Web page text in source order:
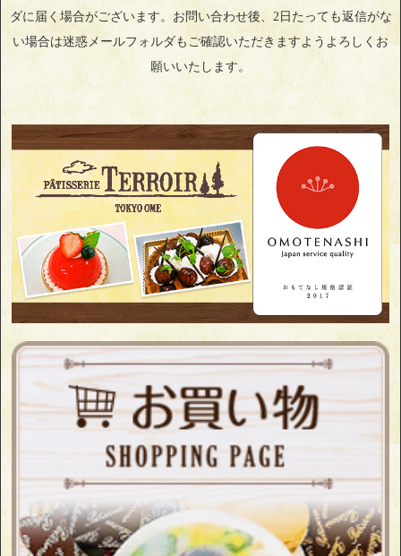
ダに届く場合がございます。お問い合わせ後、2日たっても返信がな
い場合は迷惑メールフォルダもご確認いただきますようよろしくお
願いいたします。